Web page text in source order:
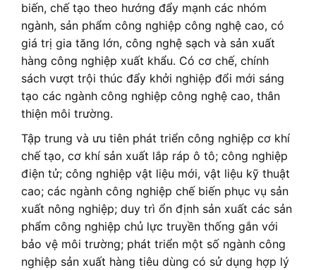
biến, chế tạo theo hướng đẩy mạnh các nhóm
ngành, sản phẩm công nghiệp công nghệ cao, có
giá trị gia tăng lớn, công nghệ sạch và sản xuất
hàng công nghiệp xuất khẩu. Có cơ chế, chính
sách vượt trội thúc đẩy khởi nghiệp đổi mới sáng
tạo các ngành công nghiệp công nghệ cao, thân
thiện môi trường.
Tập trung và ưu tiên phát triển công nghiệp cơ khí
chế tạo, cơ khí sản xuất lắp ráp ô tô; công nghiệp
điện tử; công nghiệp vật liệu mới, vật liệu kỹ thuật
cao; các ngành công nghiệp chế biến phục vụ sản
xuất nông nghiệp; duy trì ổn định sản xuất các sản
phẩm công nghiệp chủ lực truyền thống gắn với
bảo vệ môi trường; phát triển một số ngành công
nghiệp sản xuất hàng tiêu dùng có sử dụng hợp lý